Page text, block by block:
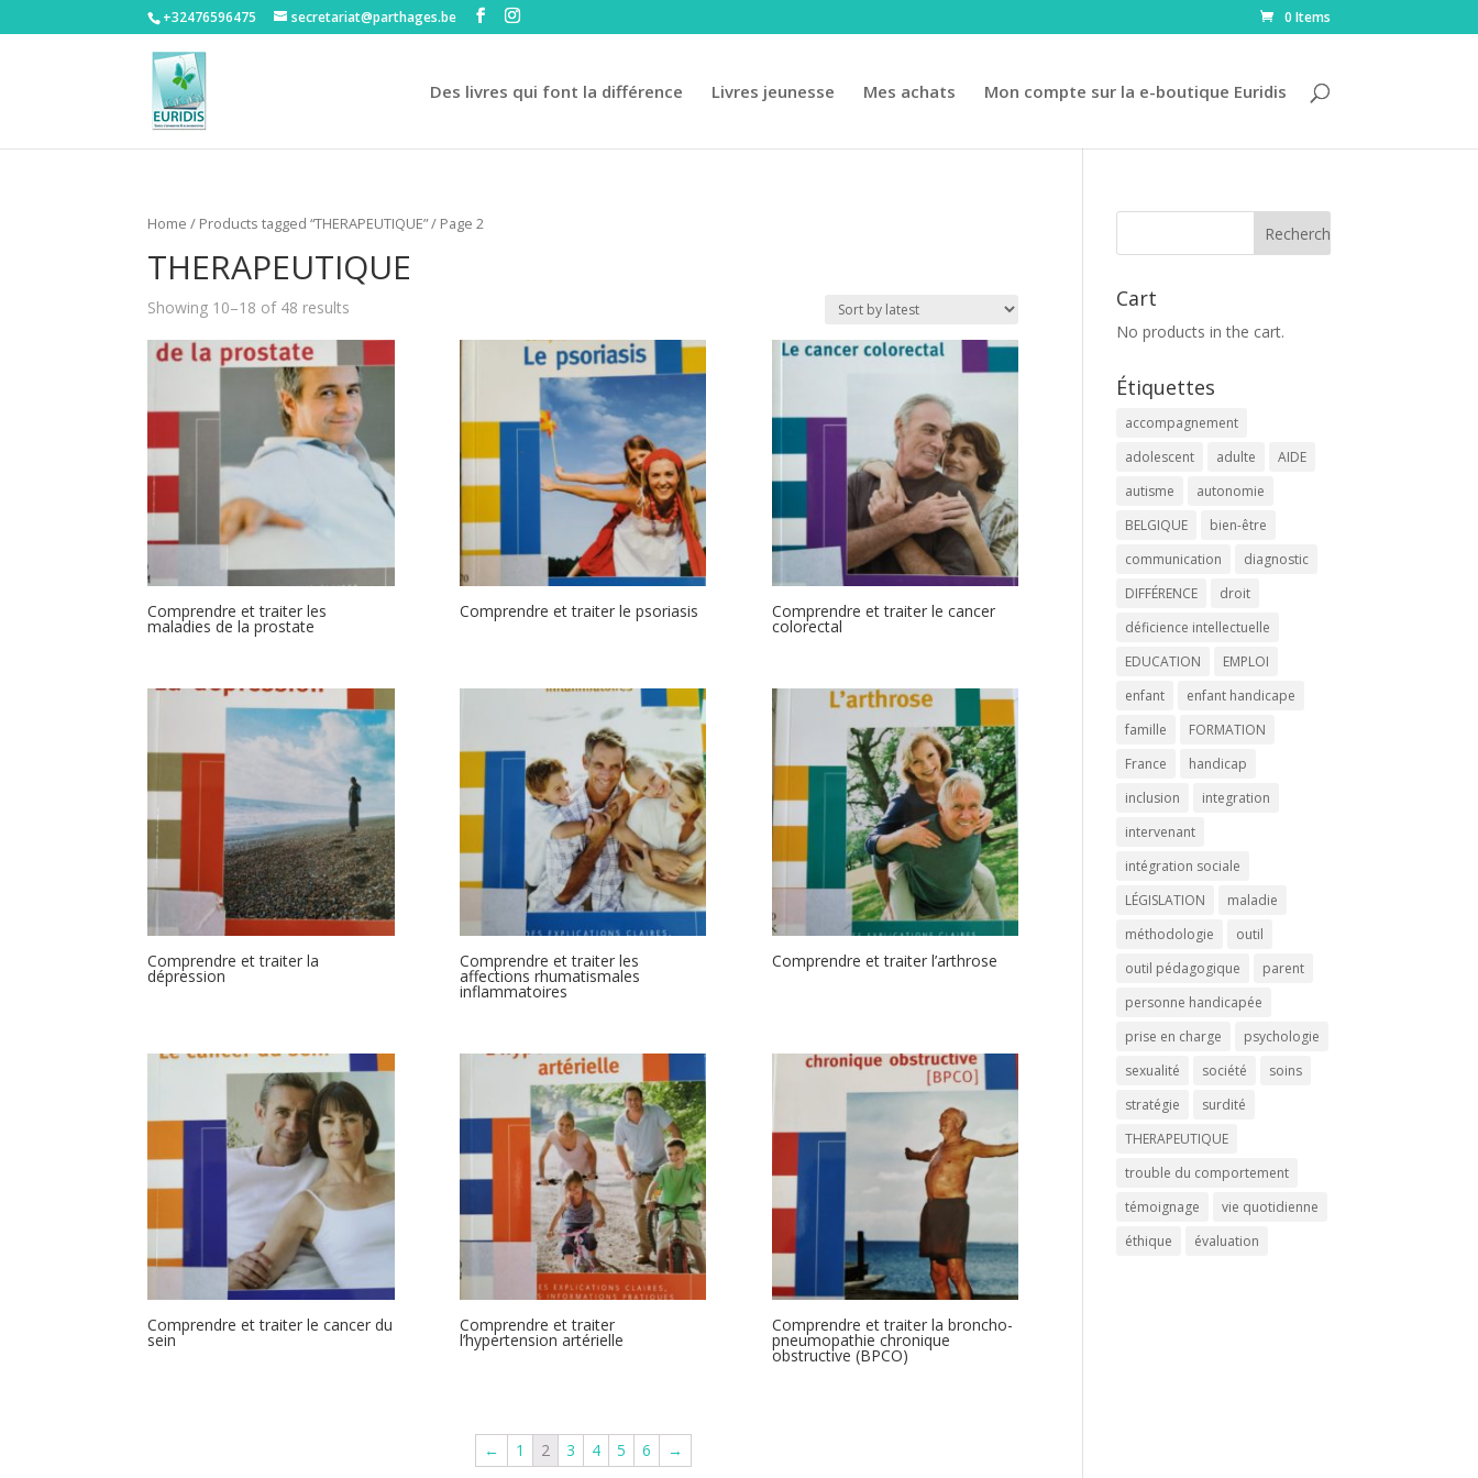
+32476596475‬ secretariat@parthages.be 0 Items
Des livres qui font la différence Livres jeunesse Mes achats Mon compte sur la e-boutique Euridis
Home / Products tagged “THERAPEUTIQUE”/ Page 2
THERAPEUTIQUE
Showing 10–18 of 48 results
Comprendre et traiter les
maladies de la prostate
Comprendre et traiter le psoriasis Comprendre et traiter le cancer
colorectal
Comprendre et traiter la
dépression
Comprendre et traiter les
affections rhumatismales
inflammatoires
Comprendre et traiter l’arthrose
Comprendre et traiter le cancer du
sein
Comprendre et traiter
l’hypertension artérielle
Comprendre et traiter la broncho-
pneumopathie chronique
obstructive (BPCO)
← 1 2 3 4 5 6 →
Cart
No products in the cart.
Étiquettes
accompagnement
adolescent
adulte
AIDE
autisme
autonomie
BELGIQUE
bien-être
communication
diagnostic
DIFFÉRENCE
droit
déficience intellectuelle
EDUCATION
EMPLOI
enfant
enfant handicape
famille
FORMATION
France
handicap
inclusion
integration
intervenant
intégration sociale
LÉGISLATION
maladie
méthodologie
outil
outil pédagogique
parent
personne handicapée
prise en charge
psychologie
sexualité
société
soins
stratégie
surdité
THERAPEUTIQUE
trouble du comportement
témoignage
vie quotidienne
éthique
évaluation